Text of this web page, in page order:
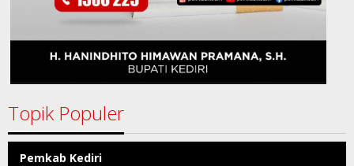
Topik Populer
Pemkab Kediri